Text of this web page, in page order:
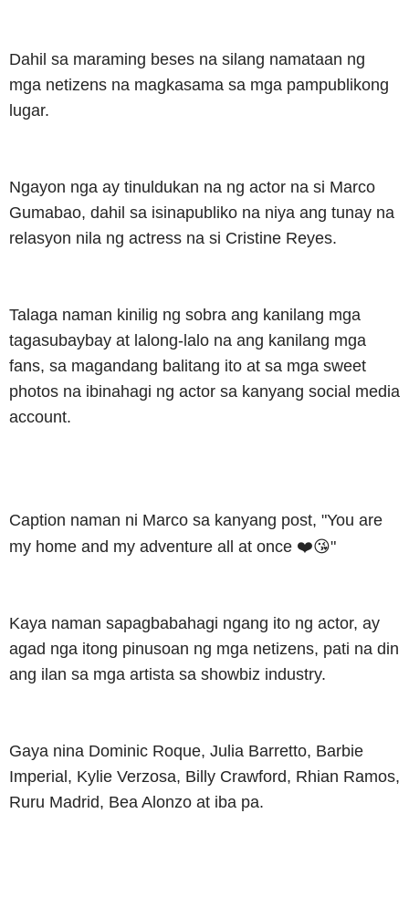
Dahil sa maraming beses na silang namataan ng
mga netizens na magkasama sa mga pampublikong
lugar.
Ngayon nga ay tinuldukan na ng actor na si Marco
Gumabao, dahil sa isinapubliko na niya ang tunay na
relasyon nila ng actress na si Cristine Reyes.
Talaga naman kinilig ng sobra ang kanilang mga
tagasubaybay at lalong-lalo na ang kanilang mga
fans, sa magandang balitang ito at sa mga sweet
photos na ibinahagi ng actor sa kanyang social media
account.
Caption naman ni Marco sa kanyang post, "You are
my home and my adventure all at once ❤️😘"
Kaya naman sapagbabahagi ngang ito ng actor, ay
agad nga itong pinusoan ng mga netizens, pati na din
ang ilan sa mga artista sa showbiz industry.
Gaya nina Dominic Roque, Julia Barretto, Barbie
Imperial, Kylie Verzosa, Billy Crawford, Rhian Ramos,
Ruru Madrid, Bea Alonzo at iba pa.